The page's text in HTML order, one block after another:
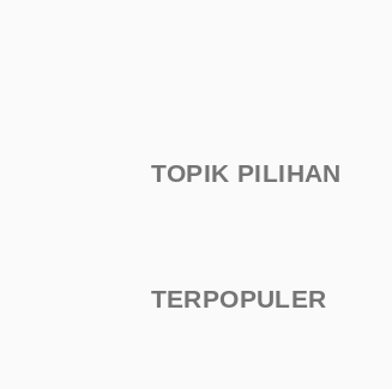
TOPIK PILIHAN
TERPOPULER